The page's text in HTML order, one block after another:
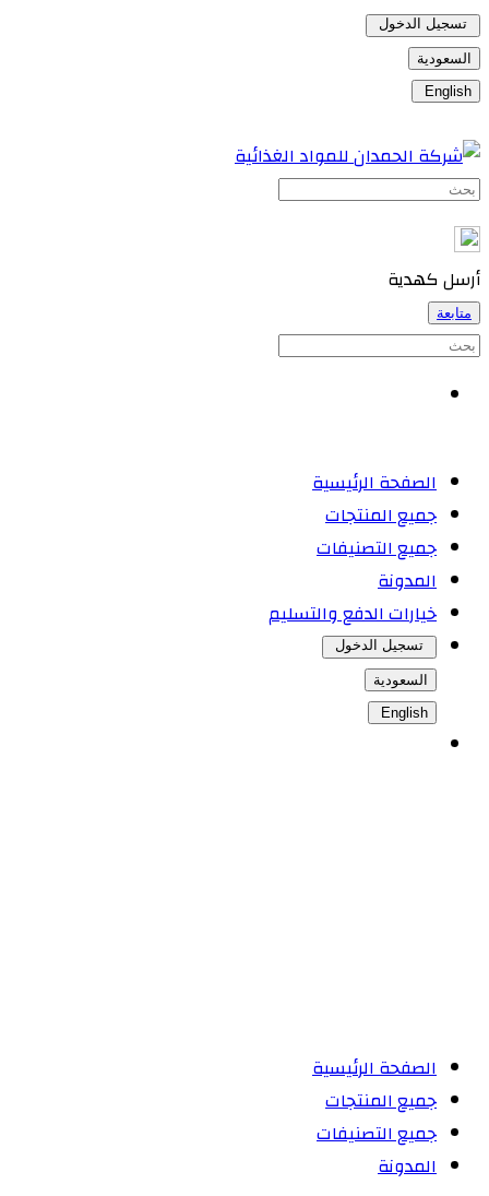
تسجيل الدخول
السعودية
English
أرسل كهدية
متابعة
الصفحة الرئيسية
جميع المنتجات
جميع التصنيفات
المدونة
خيارات الدفع والتسليم
تسجيل الدخول
السعودية
English
الصفحة الرئيسية
جميع المنتجات
جميع التصنيفات
المدونة